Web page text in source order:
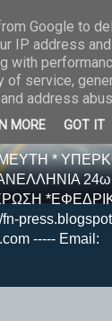
E S S
*
----- Email:
Google to
IP address
with
of service,
address
MORE GOT IT